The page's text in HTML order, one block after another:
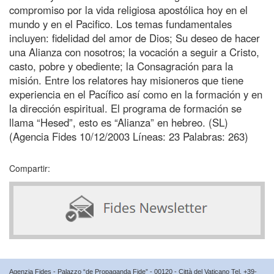
compromiso por la vida religiosa apostólica hoy en el
mundo y en el Pacifico. Los temas fundamentales
incluyen: fidelidad del amor de Dios; Su deseo de hacer
una Alianza con nosotros; la vocación a seguir a Cristo,
casto, pobre y obediente; la Consagración para la
misión. Entre los relatores hay misioneros que tiene
experiencia en el Pacífico así como en la formación y en
la dirección espiritual. El programa de formación se
llama “Hesed”, esto es “Alianza” en hebreo. (SL)
(Agencia Fides 10/12/2003 Líneas: 23 Palabras: 263)
Compartir:
Agenzia Fides - Palazzo “de Propaganda Fide” - 00120 - Città del Vaticano Tel. +39-